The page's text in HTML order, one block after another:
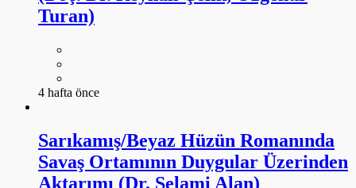
Turan)
4 hafta önce
Sarıkamış/Beyaz Hüzün Romanında
Savaş Ortamının Duygular Üzerinden
Aktarımı (Dr. Selami Alan)